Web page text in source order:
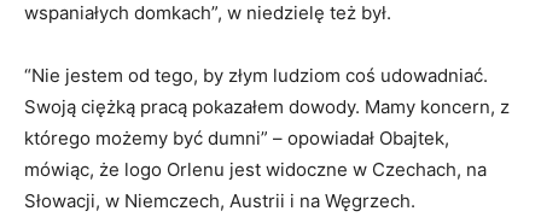
wspaniałych domkach”, w niedzielę też był.
“Nie jestem od tego, by złym ludziom coś udowadniać.
Swoją ciężką pracą pokazałem dowody. Mamy koncern, z
którego możemy być dumni” – opowiadał Obajtek,
mówiąc, że logo Orlenu jest widoczne w Czechach, na
Słowacji, w Niemczech, Austrii i na Węgrzech.